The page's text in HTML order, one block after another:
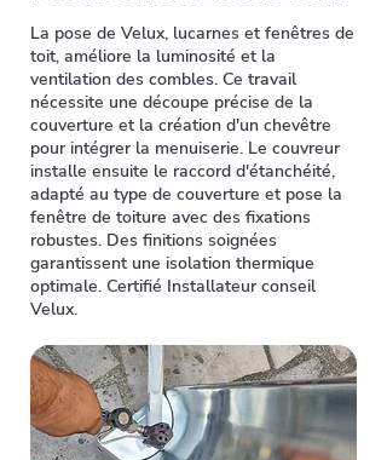
La pose de Velux, lucarnes et fenêtres de
toit, améliore la luminosité et la
ventilation des combles. Ce travail
nécessite une découpe précise de la
couverture et la création d'un chevêtre
pour intégrer la menuiserie. Le couvreur
installe ensuite le raccord d'étanchéité,
adapté au type de couverture et pose la
fenêtre de toiture avec des fixations
robustes. Des finitions soignées
garantissent une isolation thermique
optimale. Certifié Installateur conseil
Velux.